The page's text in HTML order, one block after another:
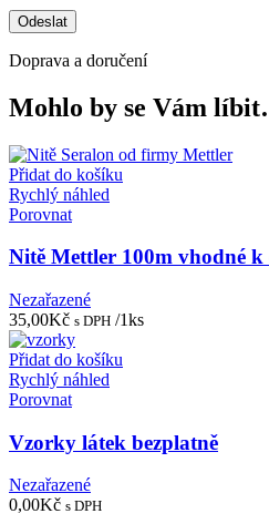
Doprava a doručení
Mohlo by se Vám
Přidat do košíku
Rychlý náhled
Porovnat
Nitě Mettler 100m vhodné k
Nezařazené
35,00Kč s DPH /1ks
Přidat do košíku
Rychlý náhled
Porovnat
Vzorky látek bezplatně
Nezařazené
0,00Kč s DPH